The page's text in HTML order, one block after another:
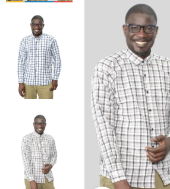
Univers Connecté
LINGERIE HOMME
Sous-vêtements
Caleçons